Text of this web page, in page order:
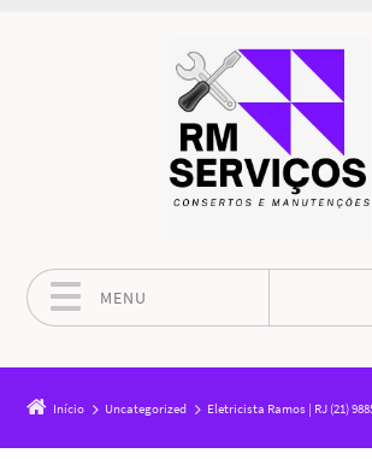
MENU
Início Uncategorized Eletricista Ramos | RJ (21)